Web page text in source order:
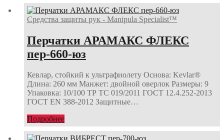
Средства защиты рук - Manipula Specialist™
Перчатки АРАМАКС ФЛЕКС
пер-660-юз
Кевлар, стойкий к ультрафиолету Основа: Kevlar®
Длина: 260 мм Манжет: двойной оверлок Размеры: 9
Упаковка: 10/100 ТР ТС 019/2011 ГОСТ 12.4.252-2013
ГОСТ ЕN 388-2012 Защитные…
Подробнее